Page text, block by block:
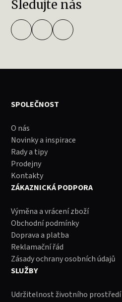
Sledujte nás
SPOLEČNOST
O nás
Novinky a inspirace
Rady a tipy
Prodejny
Kontakty
ZÁKAZNICKÁ PODPORA
Výměna a vrácení zboží
Obchodní podmínky
Doprava a platba
Reklamační řád
Zásady ochrany osobních údajů
SLUŽBY
Udržitelnost životního prostředí